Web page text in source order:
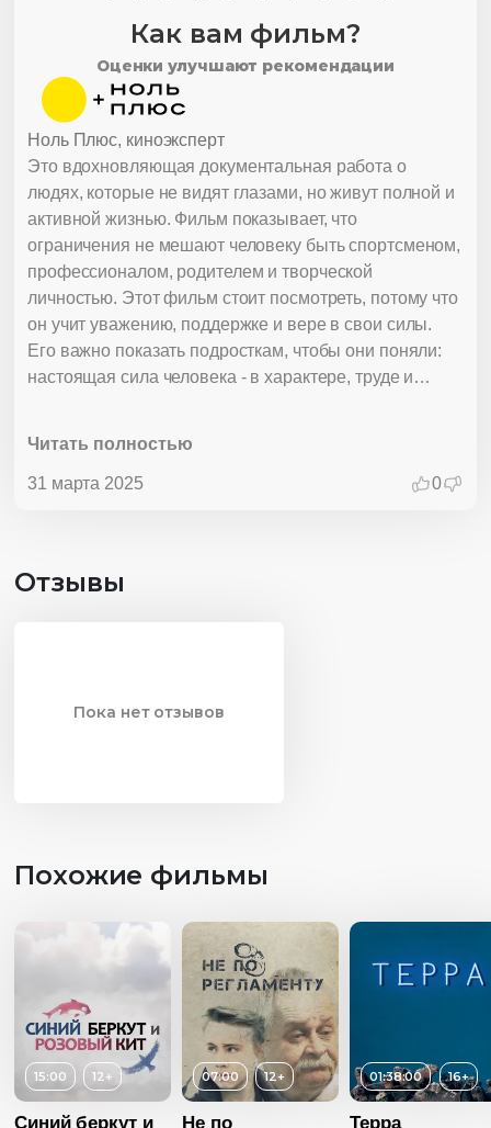
Как вам фильм?
Оценки улучшают рекомендации
Это вдохновляющая документальная работа о
людях, которые не видят глазами, но живут полной и
активной жизнью. Фильм показывает, что
ограничения не мешают человеку быть спортсменом,
профессионалом, родителем и творческой
личностью. Этот фильм стоит посмотреть, потому что
он учит уважению, поддержке и вере в свои силы.
Его важно показать подросткам, чтобы они поняли:
настоящая сила человека - в характере, труде и
Читать полностью
31 марта 2025 0
Ноль Плюс, киноэксперт
Отзывы
Пока нет отзывов
Похожие фильмы
15:00 12+
Синий беркут и
07:00 12+
Не по
01:38:00 16+
Терра